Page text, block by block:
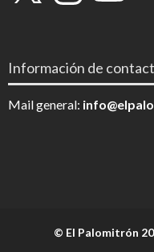
Información de
Mail general:
© El Palomitrón